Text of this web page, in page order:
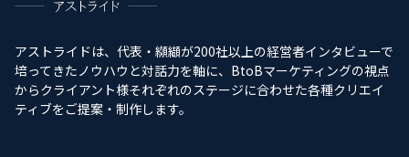
アストライドは、代表・纐纈が200社以上の経営者インタビューで
培ってきたノウハウと対話力を軸に、BtoBマーケティングの視点
からクライアント様それぞれのステージに合わせた各種クリエイ
ティブをご提案・制作します。